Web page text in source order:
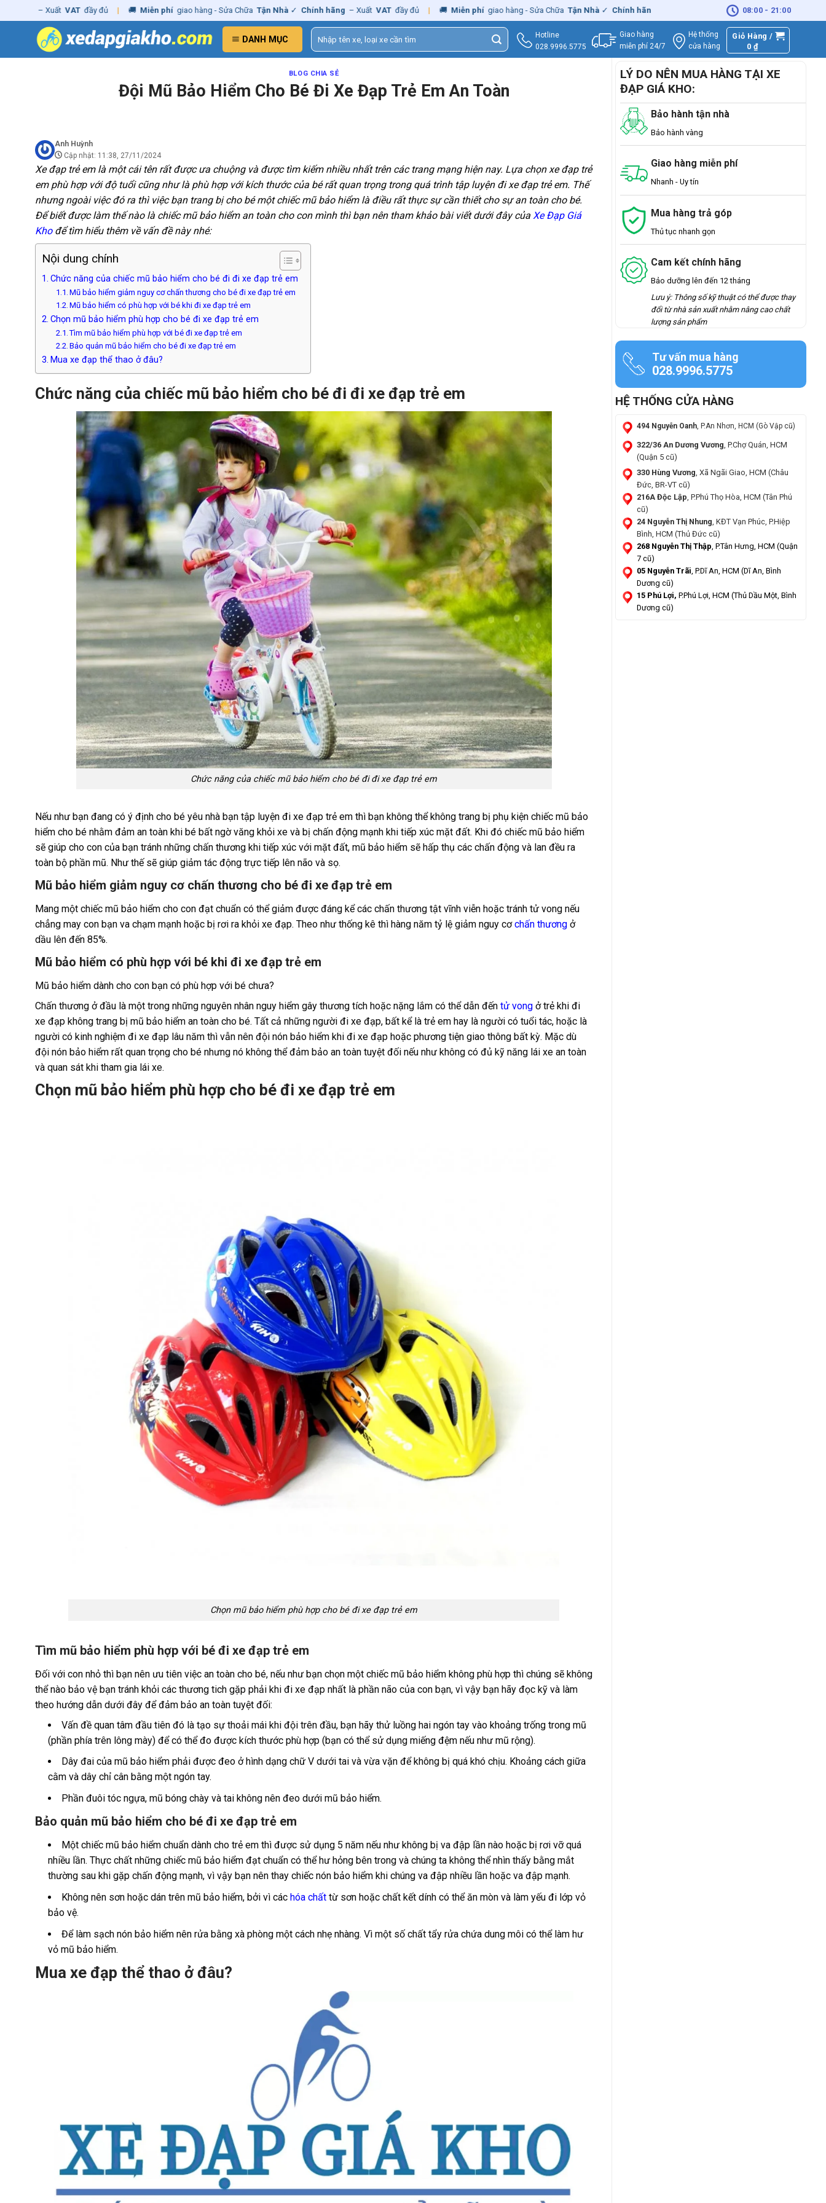
to
VAT đầy đủ | 🚚 Miễn phí giao hàng - Sửa Chữa Tận Nhà ✓ Chính hãng – Xuất VAT đầy đủ | 🚚 Miễn phí giao hàng - Sửa Chữa Tận Nhà ✓ Chính hãng – Xuất Miễn phí giao hàng - Sửa
08:00 - 21:00
DANH MỤC
Tìm
kiếm:
Hotline
028.9996.5775
Giao hàng
miễn phí 24/7
Hệ thống
cửa hàng
Giỏ Hàng /
0 ₫
BLOG CHIA SẺ
Đội Mũ Bảo Hiểm Cho Bé Đi Xe Đạp Trẻ Em An Toàn
Anh Huỳnh
Cập nhật: 11:38, 27/11/2024
Xe đạp trẻ em là một cái tên rất được ưa chuộng và được tìm kiếm nhiều nhất trên các trang mạng hiện nay. Lựa chọn xe đạp trẻ
em phù hợp với độ tuổi cũng như là phù hợp với kích thước của bé rất quan trọng trong quá trình tập luyện đi xe đạp trẻ em. Thế
nhưng ngoài việc đó ra thì việc bạn trang bị cho bé một chiếc mũ bảo hiểm là điều rất thực sự cần thiết cho sự an toàn cho bé.
Để biết được làm thế nào là chiếc mũ bảo hiểm an toàn cho con mình thì bạn nên tham khảo bài viết dưới đây của Xe Đạp Giá
Khođể tìm hiểu thêm về vấn đề này nhé:
Nội dung chính
Chức năng của chiếc mũ bảo hiểm cho bé đi đi xe đạp trẻ em
Mũ bảo hiểm giảm nguy cơ chấn thương cho bé đi xe đạp trẻ em
Mũ bảo hiểm có phù hợp với bé khi đi xe đạp trẻ em
Chọn mũ bảo hiểm phù hợp cho bé đi xe đạp trẻ em
Tìm mũ bảo hiểm phù hợp với bé đi xe đạp trẻ em
Bảo quản mũ bảo hiểm cho bé đi xe đạp trẻ em
Mua xe đạp thể thao ở đâu?
Chức năng của chiếc mũ bảo hiểm cho bé đi đi xe đạp trẻ em
Chức năng của chiếc mũ bảo hiểm cho bé đi đi xe đạp trẻ em
Nếu như bạn đang có ý định cho bé yêu nhà bạn tập luyện đi xe đạp trẻ em thì bạn không thể không trang bị phụ kiện chiếc mũ bảo
hiểm cho bé nhằm đảm an toàn khi bé bất ngờ văng khỏi xe và bị chấn động mạnh khi tiếp xúc mặt đất. Khi đó chiếc mũ bảo hiểm
sẽ giúp cho con của bạn tránh những chấn thương khi tiếp xúc với mặt đất, mũ bảo hiểm sẽ hấp thụ các chấn động và lan đều ra
toàn bộ phần mũ. Như thế sẽ giúp giảm tác động trực tiếp lên não và sọ.
Mũ bảo hiểm giảm nguy cơ chấn thương cho bé đi xe đạp trẻ em
Mang một chiếc mũ bảo hiểm cho con đạt chuẩn có thể giảm được đáng kể các chấn thương tật vĩnh viễn hoặc tránh tử vong nếu
chẳng may con bạn va chạm mạnh hoặc bị rơi ra khỏi xe đạp. Theo như thống kê thì hàng năm tỷ lệ giảm nguy cơchấn thương ở
dầu lên đến 85%.
Mũ bảo hiểm có phù hợp với bé khi đi xe đạp trẻ em
Mũ bảo hiểm dành cho con bạn có phù hợp với bé chưa?
Chấn thương ở đầu là một trong những nguyên nhân nguy hiểm gây thương tích hoặc nặng lắm có thể dẫn đến tử vong ở trẻ khi đi
xe đạp không trang bị mũ bảo hiểm an toàn cho bé. Tất cả những người đi xe đạp, bất kể là trẻ em hay là người có tuổi tác, hoặc là
người có kinh nghiệm đi xe đạp lâu năm thì vẫn nên đội nón bảo hiểm khi đi xe đạp hoặc phương tiện giao thông bất kỳ. Mặc dù
đội nón bảo hiểm rất quan trọng cho bé nhưng nó không thể đảm bảo an toàn tuyệt đối nếu như không có đủ kỹ năng lái xe an toàn
và quan sát khi tham gia lái xe.
Chọn mũ bảo hiểm phù hợp cho bé đi xe đạp trẻ em
Chọn mũ bảo hiểm phù hợp cho bé đi xe đạp trẻ em
Tìm mũ bảo hiểm phù hợp với bé đi xe đạp trẻ em
Đối với con nhỏ thì bạn nên ưu tiên việc an toàn cho bé, nếu như bạn chọn một chiếc mũ bảo hiểm không phù hợp thì chúng sẽ không
thể nào bảo vệ bạn tránh khỏi các thương tich gặp phải khi đi xe đạp nhất là phần não của con bạn, vì vậy bạn hãy đọc kỹ và làm
theo hướng dẫn dưới đây để đảm bảo an toàn tuyệt đối:
Vấn đề quan tâm đầu tiên đó là tạo sự thoải mái khi đội trên đầu, bạn hãy thử luồng hai ngón tay vào khoảng trống trong mũ
(phần phía trên lông mày) để có thể đo được kích thước phù hợp (bạn có thể sử dụng miếng đệm nếu như mũ rộng).
Dây đai của mũ bảo hiểm phải được đeo ở hình dạng chữ V dưới tai và vừa vặn để không bị quá khó chịu. Khoảng cách giữa
cằm và dây chỉ cân bằng một ngón tay.
Phần đuôi tóc ngựa, mũ bóng chày và tai không nên đeo dưới mũ bảo hiểm.
Bảo quản mũ bảo hiểm cho bé đi xe đạp trẻ em
Một chiếc mũ bảo hiểm chuẩn dành cho trẻ em thì được sử dụng 5 năm nếu như không bị va đập lần nào hoặc bị rơi vỡ quá
nhiều lần. Thực chất những chiếc mũ bảo hiểm đạt chuẩn có thể hư hỏng bên trong và chúng ta không thể nhìn thấy bằng mắt
thường sau khi gặp chấn động mạnh, vì vậy bạn nên thay chiếc nón bảo hiểm khi chúng va đập nhiều lần hoặc va đập mạnh.
Không nên sơn hoặc dán trên mũ bảo hiểm, bởi vì các hóa chấttừ sơn hoặc chất kết dính có thể ăn mòn và làm yếu đi lớp vỏ
bảo vệ.
Để làm sạch nón bảo hiểm nên rửa bằng xà phòng một cách nhẹ nhàng. Vì một số chất tẩy rửa chứa dung môi có thể làm hư
vỏ mũ bảo hiểm.
Mua xe đạp thể thao ở đâu?
LÝ DO NÊN MUA HÀNG TẠI XE
ĐẠP GIÁ KHO:
Bảo hành tận nhà
Bảo hành vàng
Giao hàng miễn phí
Nhanh - Uy tín
Mua hàng trả góp
Thủ tục nhanh gọn
Cam kết chính hãng
Bảo dưỡng lên đến 12 tháng
Lưu ý: Thông số kỹ thuật có thể được thay
đổi từ nhà sản xuất nhằm nâng cao chất
lượng sản phẩm
Tư vấn mua hàng
028.9996.5775
HỆ THỐNG CỬA HÀNG
494 Nguyễn Oanh, P.An Nhơn, HCM (Gò Vập cũ)
322/36 An Dương Vương, P.Chợ Quán, HCM
(Quận 5 cũ)
330 Hùng Vương, Xã Ngãi Giao, HCM (Châu
Đức, BR-VT cũ)
216A Độc Lập, P.Phú Thọ Hòa, HCM (Tân Phú
cũ)
24 Nguyễn Thị Nhung, KĐT Vạn Phúc, P.Hiệp
Bình, HCM (Thủ Đức cũ)
268 Nguyễn Thị Thập, P.Tân Hưng, HCM (Quận
7 cũ)
05 Nguyễn Trãi, P.Dĩ An, HCM (Dĩ An, Bình
Dương cũ)
15 Phú Lợi, P.Phú Lợi, HCM (Thủ Dầu Một, Bình
Dương cũ)